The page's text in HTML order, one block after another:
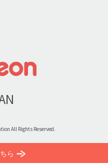
ら
All Rights Reserved.